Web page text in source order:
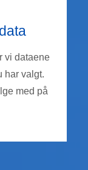
vi dataene
har valgt.
med på